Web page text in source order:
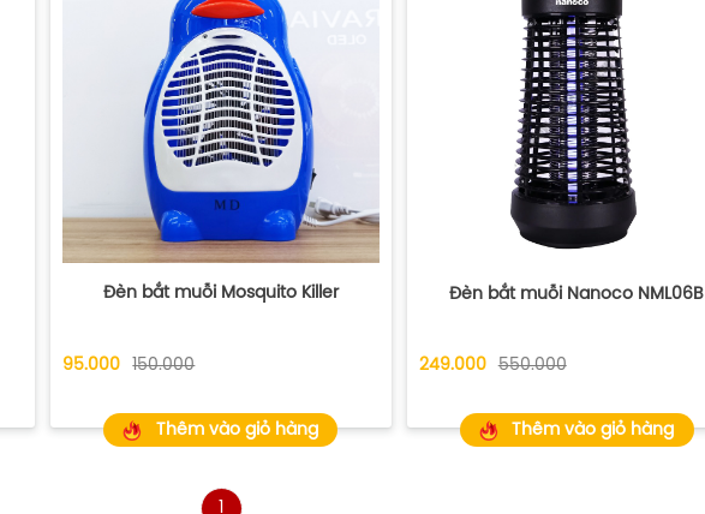
Đèn bắt muỗi Mosquito Killer
95.000 150.000
Thêm vào giỏ hàng
Đèn bắt muỗi Nanoco NML06B
249.000 550.000
Thêm vào giỏ hàng
1